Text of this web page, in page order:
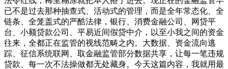
已不是过去那种抽查式、活动式的管理，而是全年常态化、全
链条、全笼盖式的严酷法律，银行、消费金融公司、网贷平
台、小额贷款公司、平易近间假贷中介，以至小我之间的资金
往来，全都正在监管的视线范畴之内。大数据、资金流向逃
踪、征信系统联网、取金融监管部分数据共享，让每一笔违规
贷款、每一次不法操做都无处藏身。今天这篇内容，我就用最